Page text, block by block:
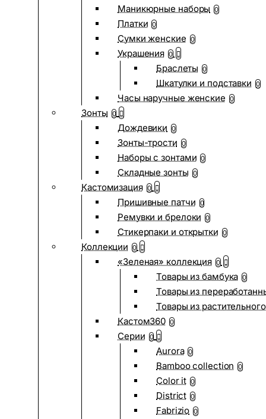
Маникюрные наборы 0
Платки 0
Сумки женские 0
Украшения 0
Браслеты 0
Шкатулки и подставки 0
Часы наручные женские 0
Зонты 0
Дождевики 0
Зонты-трости 0
Наборы с зонтами 0
Складные зонты 0
Кастомизация 0
Пришивные патчи 0
Ремувки и брелоки 0
Стикерпаки и открытки 0
Коллекции 0
«Зеленая» коллекция 0
Товары из бамбука 0
Товары из
Товары из
Кастом360 0
Серии 0
Aurora 0
Bamboo collection 0
Color it 0
District 0
Fabrizio 0